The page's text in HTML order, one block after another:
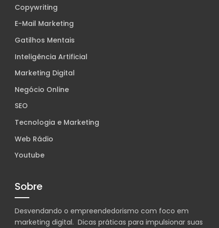
Copywriting
E-Mail Marketing
Gatilhos Mentais
Inteligência Artificial
Marketing Digital
Negócio Online
SEO
Tecnologia e Marketing
Web Rádio
Youtube
Sobre
Desvendando o empreendedorismo com foco em
marketing digital. Dicas práticas para impulsionar suas